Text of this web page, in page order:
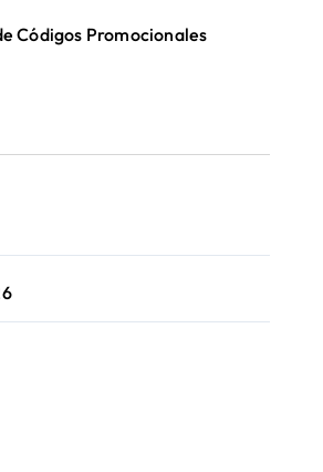
Códigos Promocionales